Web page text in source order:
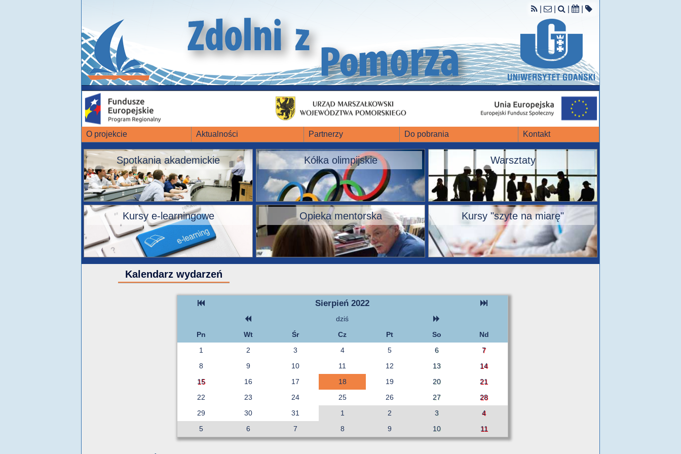
O projekcie Aktualności Partnerzy Do pobrania Kontakt
Spotkania akademickie Kółka olimpijskie Warsztaty
Kursy e-learningowe Opieka mentorska Kursy "szyte na miarę"
Kalendarz wydarzeń
Sierpień 2022
dziś
Pn
Wt Śr Cz Pt So
Nd
1
2 3 4 5 6
7
8
9 10 11 12 13
14
15
16 17 18 19 20
21
22
23 24 25 26 27
28
29
30 31 1 2 3
4
5
6 7 8 9 10 11